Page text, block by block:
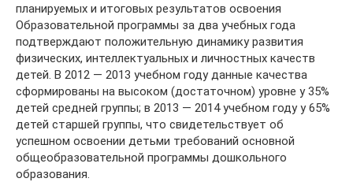
планируемых и итоговых результатов освоения
Образовательной программы за два учебных года
подтверждают положительную динамику развития
физических, интеллектуальных и личностных качеств
детей. В 2012 — 2013 учебном году данные качества
сформированы на высоком (достаточном) уровне у 35%
детей средней группы; в 2013 — 2014 учебном году у 65%
детей старшей группы, что свидетельствует об
успешном освоении детьми требований основной
общеобразовательной программы дошкольного
образования.